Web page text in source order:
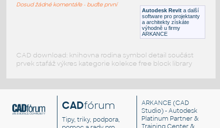
CS HALLA LUMIA Mřížka (závěsné)
Autodesk Revit a další
software pro projektanty
a architekty získáte
výhodně u firmy
ARKANCE
Dosud žádné komentáře - buďte první
CAD download: knihovna rodina symbol detail součást
prvek stafáž výkres kategorie kolekce free block library
CADfórum
Tipy, triky, podpora,
ARKANCE (CAD
Studio) - Autodesk
Platinum Partner &